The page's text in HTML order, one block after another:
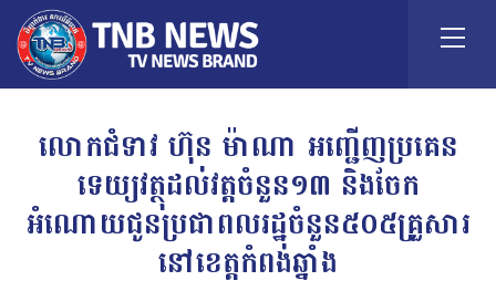
លោកជំទាវ ហ៊ុន ម៉ាណា អញ្ជើញប្រគេន
ទេយ្យវត្ថុដល់វត្តចំនួន១៣ និងចែក
អំណោយជូនប្រជាពលរដ្ឋចំនួន៥០៥គ្រួសារ
នៅខេត្តកំពង់ឆ្នាំង